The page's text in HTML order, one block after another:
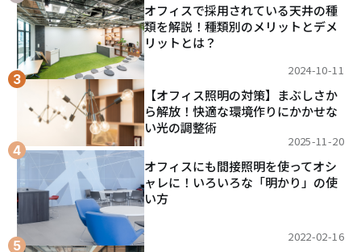
オフィスで採用されている天井の種
類を解説！種類別のメリットとデメ
リットとは？
2024-10-11
【オフィス照明の対策】まぶしさか
ら解放！快適な環境作りにかかせな
い光の調整術
2025-11-20
オフィスにも間接照明を使ってオシ
ャレに！いろいろな「明かり」の使
い方
2022-02-16